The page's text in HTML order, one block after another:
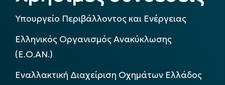
Υπουργείο Περιβάλλοντος και Ενέργειας
Ελληνικός Οργανισμός Ανακύκλωσης
(Ε.Ο.ΑΝ.)
Εναλλακτική Διαχείριση Οχημάτων Ελλάδος